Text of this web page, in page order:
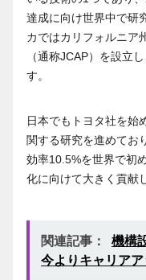
達成に向け世界中で研
カではカリフォルニア
（通称JCAP）を設立
す。
日本でもトヨタ社を始
関する研究を進めてお
効率10.5%を世界で初
化に向けて大きく貢献
関連記事：
機構
今よりキャリア